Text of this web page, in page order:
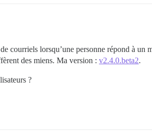
courriels lorsqu’une personne répond à un
des miens. Ma version : v2.4.0.beta2.
?